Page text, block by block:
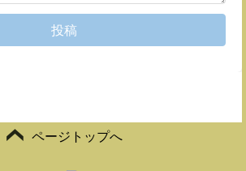
投稿
ページトップへ